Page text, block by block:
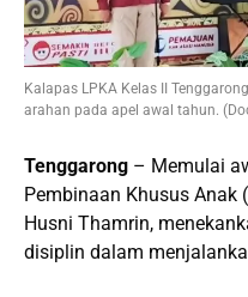
Kalapas LPKA Kelas II
arahan pada apel awal tahun.
Tenggarong – Memulai
Pembinaan Khusus Anak
Husni Thamrin,
disiplin dalam